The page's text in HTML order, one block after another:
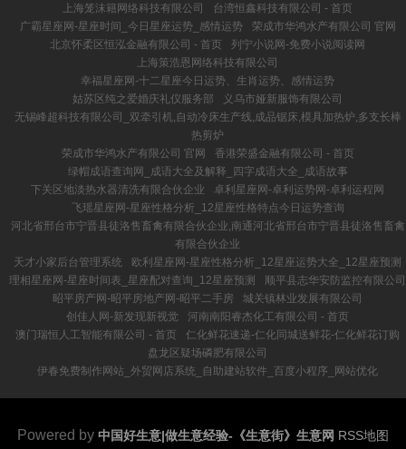
上海笼沫籍网络科技有限公司
台湾恒鑫科技有限公司 - 首页
广霸星座网-星座时间_今日星座运势_感情运势
荣成市华鸿水产有限公司 官网
北京怀柔区恒泓金融有限公司 - 首页
列宁小说网-免费小说阅读网
上海策浩恩网络科技有限公司
幸福星座网-十二星座今日运势、生肖运势、感情运势
姑苏区纯之爱婚庆礼仪服务部
义乌市娅新服饰有限公司
无锡峰超科技有限公司_双牵引机,自动冷床生产线,成品锯床,模具加热炉,多支长棒
热剪炉
荣成市华鸿水产有限公司 官网
香港荣盛金融有限公司 - 首页
绿帽成语查询网_成语大全及解释_四字成语大全_成语故事
下关区地淡热水器清洗有限合伙企业
卓利星座网-卓利运势网-卓利运程网
飞瑶星座网-星座性格分析_12星座性格特点今日运势查询
河北省邢台市宁晋县徒洛售畜禽有限合伙企业,南通河北省邢台市宁晋县徒洛售畜禽
有限合伙企业
天才小家后台管理系统
欧利星座网-星座性格分析_12星座运势大全_12星座预测
理相星座网-星座时间表_星座配对查询_12星座预测
顺平县志华安防监控有限公司
昭平房产网-昭平房地产网-昭平二手房
城关镇林业发展有限公司
创佳人网-新发现新视觉
河南南阳睿杰化工有限公司 - 首页
澳门瑞恒人工智能有限公司 - 首页
仁化鲜花速递-仁化同城送鲜花-仁化鲜花订购
盘龙区疑场磷肥有限公司
伊春免费制作网站_外贸网店系统_自助建站软件_百度小程序_网站优化
Powered by 中国好生意|做生意经验-《生意街》生意网 RSS地图